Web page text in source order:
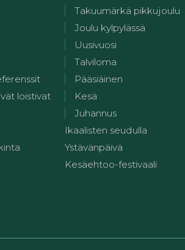
loistivat
Takuumärkä pikkujoulu
Joulu kylpylässä
Uusivuosi
Talviloma
Pääsiäinen
Kesä
Juhannus
Ikaalisten seudulla
Ystävänpäivä
Kesäehtoo-festivaali